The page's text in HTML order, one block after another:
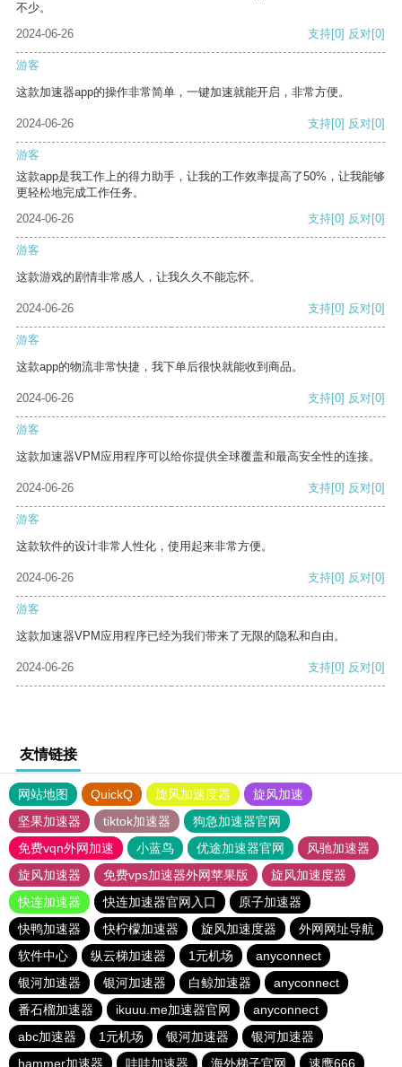
不少。
2024-06-26
支持[0] 反对[0]
游客
这款加速器app的操作非常简单，一键加速就能开启，非常方便。
2024-06-26 支持[0] 反对[0]
游客
这款app是我工作上的得力助手，让我的工作效率提高了50%，让我能够
更轻松地完成工作任务。
2024-06-26
支持[0] 反对[0]
游客
这款游戏的剧情非常感人，让我久久不能忘怀。
2024-06-26 支持[0] 反对[0]
游客
这款app的物流非常快捷，我下单后很快就能收到商品。
2024-06-26 支持[0] 反对[0]
游客
这款加速器VPM应用程序可以给你提供全球覆盖和最高安全性的连接。
2024-06-26 支持[0] 反对[0]
游客
这款软件的设计非常人性化，使用起来非常方便。
2024-06-26 支持[0] 反对[0]
游客
这款加速器VPM应用程序已经为我们带来了无限的隐私和自由。
2024-06-26 支持[0] 反对[0]
友情链接
网站地图 QuickQ 旋风加速度器
旋风加速
坚果加速器
tiktok加速器
狗急加速器官网
免费vqn外网加速
小蓝鸟 优途加速器官网
风驰加速器
旋风加速器
免费vps加速器外网苹果版
旋风加速度器
快连加速器
快连加速器官网入口
原子加速器
快鸭加速器
快柠檬加速器 旋风加速度器
外网网址导航
软件中心
纵云梯加速器 1元机场
anyconnect
银河加速器
银河加速器 白鲸加速器
anyconnect
番石榴加速器
ikuuu.me加速器官网
anyconnect
abc加速器
1元机场 银河加速器
银河加速器
hammer加速器
哇哇加速器 海外梯子官网 速鹰666